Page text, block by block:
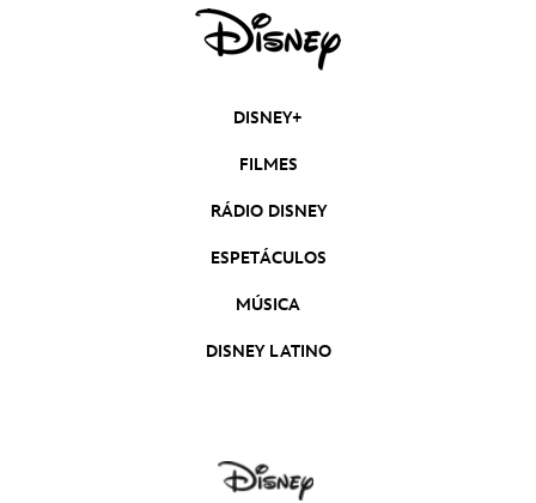
DISNEY+
FILMES
RÁDIO DISNEY
ESPETÁCULOS
MÚSICA
DISNEY LATINO